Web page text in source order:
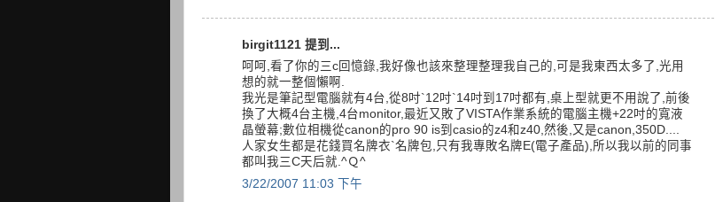
birgit1121 提到...
呵呵,看了你的三c回憶錄,我好像也該來整理整理我自己的,可是我東西太多了,光用
想的就一整個懶啊.
我光是筆記型電腦就有4台,從8吋`12吋`14吋到17吋都有,桌上型就更不用說了,前後
換了大概4台主機,4台monitor,最近又敗了VISTA作業系統的電腦主機+22吋的寬液
晶螢幕;數位相機從canon的pro 90 is到casio的z4和z40,然後,又是canon,350D....
人家女生都是花錢買名牌衣`名牌包,只有我專敗名牌E(電子產品),所以我以前的同事
都叫我三C天后就.^Ｑ^
3/22/2007 11:03 下午